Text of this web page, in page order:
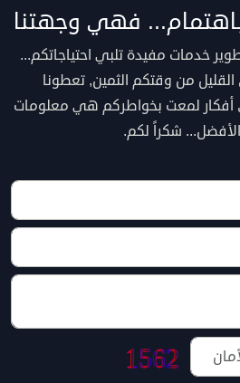
باهتمام... فهي وجهتنا
خدمات مفيدة تلبي احتياجاتكم...
من وقتكم الثمين, تعطونا
أفكار لمعت بخواطركم هي معلومات
شكراً لكم.